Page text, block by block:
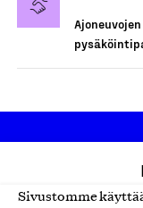
Sivustomme